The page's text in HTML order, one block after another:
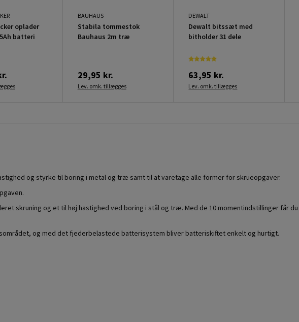
oplader
batteri
BAUHAUS
Stabila tommestok
Bauhaus 2m træ
29,95 kr.
Lev. omk. tillægges
DEWALT
Dewalt bitssæt med
bitholder 31 dele
63,95 kr.
Lev. omk. tillægges
og styrke til boring i metal og træ samt til at varetage alle former for skrueopgaver.
skruning og et til høj hastighed ved boring i stål og træ. Med de 10 momentindstillinger får
og med det fjederbelastede batterisystem bliver batteriskiftet enkelt og hurtigt.